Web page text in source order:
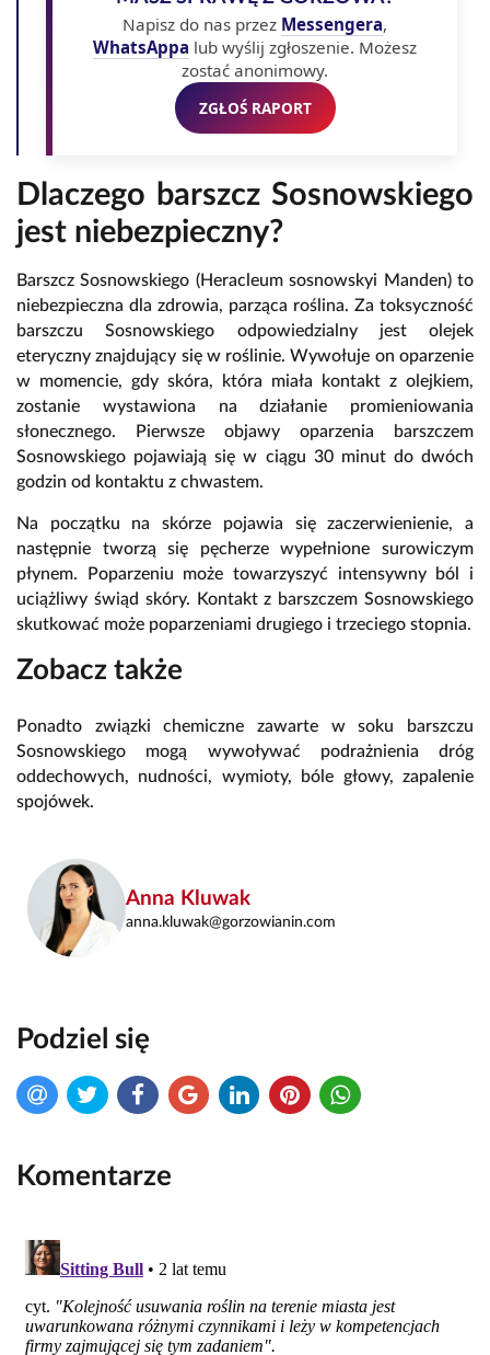
Napisz do nas przez Messengera,
WhatsAppa lub wyślij zgłoszenie. Możesz
zostać anonimowy.
ZGŁOŚ RAPORT
Dlaczego barszcz Sosnowskiego
jest niebezpieczny?
Barszcz Sosnowskiego (Heracleum sosnowskyi Manden) to
niebezpieczna dla zdrowia, parząca roślina. Za toksyczność
barszczu Sosnowskiego odpowiedzialny jest olejek
eteryczny znajdujący się w roślinie. Wywołuje on oparzenie
w momencie, gdy skóra, która miała kontakt z olejkiem,
zostanie wystawiona na działanie promieniowania
słonecznego. Pierwsze objawy oparzenia barszczem
Sosnowskiego pojawiają się w ciągu 30 minut do dwóch
godzin od kontaktu z chwastem.
Na początku na skórze pojawia się zaczerwienienie, a
następnie tworzą się pęcherze wypełnione surowiczym
płynem. Poparzeniu może towarzyszyć intensywny ból i
uciążliwy świąd skóry. Kontakt z barszczem Sosnowskiego
skutkować może poparzeniami drugiego i trzeciego stopnia.
Zobacz także
Ponadto związki chemiczne zawarte w soku barszczu
Sosnowskiego mogą wywoływać podrażnienia dróg
oddechowych, nudności, wymioty, bóle głowy, zapalenie
spojówek.
Anna Kluwak
anna.kluwak@gorzowianin.com
Podziel się
Komentarze